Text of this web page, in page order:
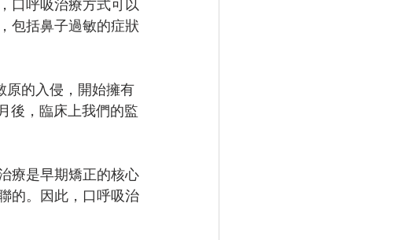
⼝呼吸治療方式可以
包括⿐⼦過敏的症狀
原的入侵，開始擁有
後，臨床上我們的監
療是早期矯正的核心
的。因此，口呼吸治